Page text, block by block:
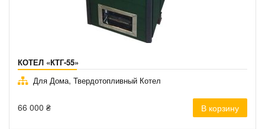
КОТЕЛ «КТГ-55»
Для Дома, Твердотопливный Котел
66 000 ₴ В корзину